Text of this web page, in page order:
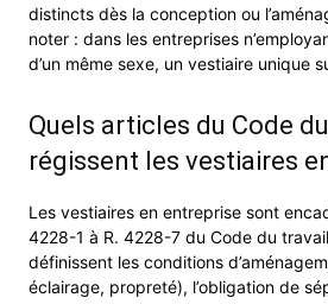
distincts dès la conception ou
noter : dans les entreprises
d’un même sexe, un vestiaire unique
Quels articles du Code
régissent les vestiaires
Les vestiaires en entreprise sont
4228-1 à R. 4228-7 du Code du
définissent les conditions
éclairage, propreté), l’obligation de